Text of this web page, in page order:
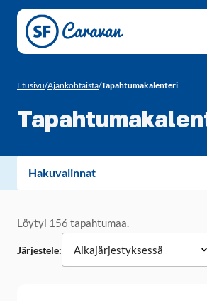
Siirry sivun sisältöön
Etusivu/Ajankohtaista/Tapahtumakalenteri
Hakuvalinnat
Löytyi 156 tapahtumaa.
Järjestele: